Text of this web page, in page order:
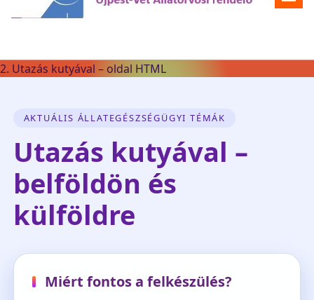
2. Utazás kutyával – oldal HTML
AKTUÁLIS ÁLLATEGÉSZSÉGÜGYI TÉMÁK
Utazás kutyával –
belföldön és
külföldre
Miért fontos a felkészülés?